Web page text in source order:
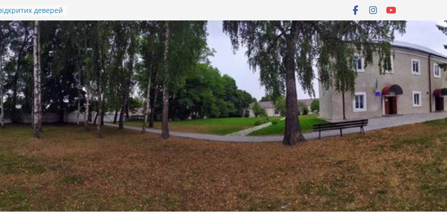
деверей
Гавдиди
підсумків
юнацької
гри
ПАМ’ЯТІ